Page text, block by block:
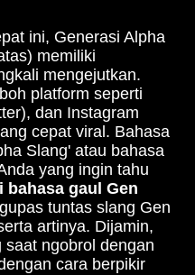
ini, Generasi Alpha
memiliki
mengejutkan.
platform seperti
dan Instagram
cepat viral. Bahasa
Slang' atau bahasa
yang ingin tahu
bahasa gaul Gen
tuntas slang Gen
artinya. Dijamin,
ngobrol dengan
cara berpikir